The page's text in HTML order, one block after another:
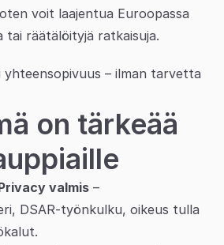
voit laajentua Euroopassa
tai räätälöityjä ratkaisuja.
yhteensopivuus – ilman tarvetta
on tärkeää
valmis –
DSAR-työnkulku, oikeus tulla